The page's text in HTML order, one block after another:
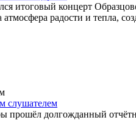
итоговый концерт
атмосфера радости и тепла,
слушателем
прошёл долгожданный